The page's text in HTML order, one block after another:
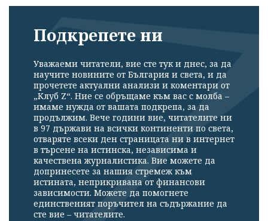
Подкрепете ни
Уважаеми читатели, вие сте тук и днес, за да
научите новините от България и света, и да
прочетете актуални анализи и коментари от
„Клуб Z“. Ние се обръщаме към вас с молба –
имаме нужда от вашата подкрепа, за да
продължим. Вече години вие, читателите ни
в 97 държави на всички континенти по света,
отваряте всеки ден страницата ни в интернет
в търсене на истинска, независима и
качествена журналистика. Вие можете да
допринесете за нашия стремеж към
истината, неприкривана от финансови
зависимости. Можете да помогнете
единственият поръчител на съдържание да
сте вие – читателите.